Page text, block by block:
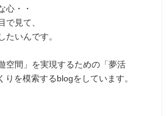
心・・
で見て、
たいんです。
空間」を実現するための「夢活
りを模索するblogをしています。